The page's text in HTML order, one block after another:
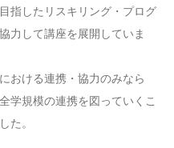
指したリスキリング・プログ
力して講座を展開していま
おける連携・協力のみなら
学規模の連携を図っていくこ
た。